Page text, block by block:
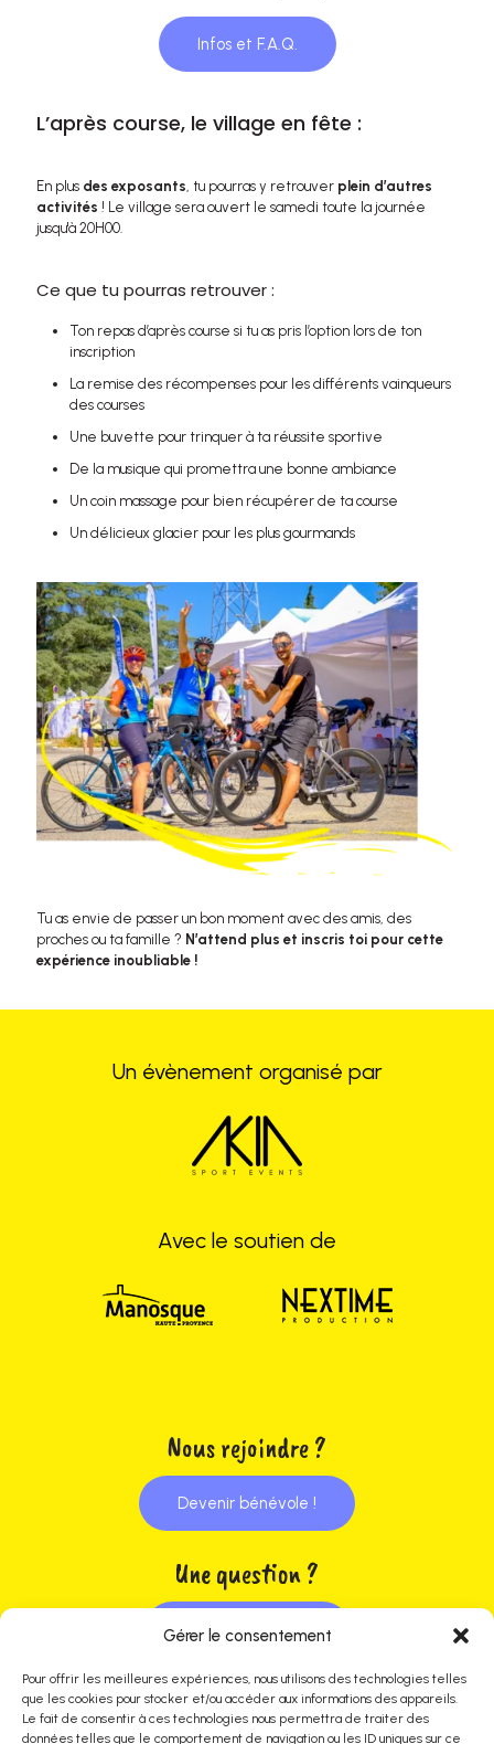
Gérer le consentement
Pour offrir les meilleures expériences, nous utilisons des technologies telles
que les cookies pour stocker et/ou accéder aux informations des appareils.
Le fait de consentir à ces technologies nous permettra de traiter des
données telles que le comportement de navigation ou les ID uniques sur ce
Infos et F.A.Q.
L’après course, le village en fête :
En plus des exposants, tu pourras y retrouver plein d’autres
activités ! Le village sera ouvert le samedi toute la journée
jusqu'à 20H00.
Ce que tu pourras retrouver :
Ton repas d’après course si tu as pris l’option lors de ton
inscription
La remise des récompenses pour les différents vainqueurs
des courses
Une buvette pour trinquer à ta réussite sportive
De la musique qui promettra une bonne ambiance
Un coin massage pour bien récupérer de ta course
Un délicieux glacier pour les plus gourmands
Tu as envie de passer un bon moment avec des amis, des
proches ou ta famille ? N’attend plus et inscris toi pour cette
expérience inoubliable !
Un évènement organisé par
Avec le soutien de
Nous rejoindre ?
Devenir bénévole !
Une question ?
Contactez-nous !
Nous suivre